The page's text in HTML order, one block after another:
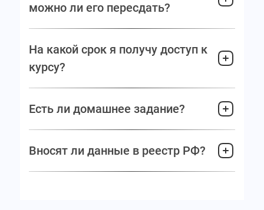
можно ли его пересдать?
На какой срок я получу доступ к
курсу?
Есть ли домашнее задание?
Вносят ли данные в реестр РФ?